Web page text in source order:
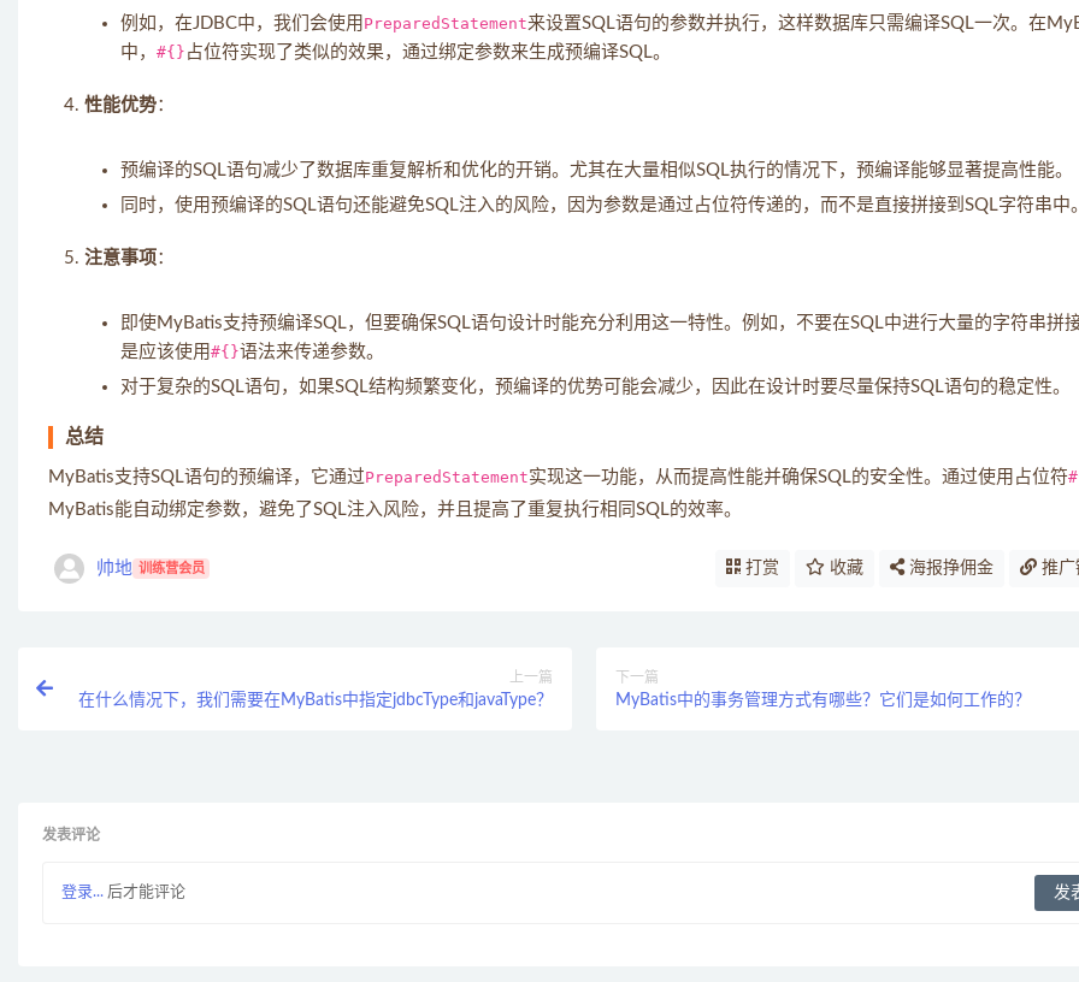
例如，在JDBC中，我们会使用 PreparedStatement来设置SQL语句的参数并执行，这样数据库只需编译SQL一次。在
中， #{} 占位符实现了类似的效果，通过绑定参数来生成预编译SQL。
性能优势：
预编译的SQL语句减少了数据库重复解析和优化的开销。尤其在大量相似SQL执行的情况下，预编译能够显著提高性能。
同时，使用预编译的SQL语句还能避免SQL注入的风险，因为参数是通过占位符传递的，而不是直接拼接到SQL字符串中。
注意事项 ：
即使MyBatis支持预编译SQL，但要确保SQL语句设计时能充分利用这一特性。例如，不要在SQL中进行大量的字符串拼
是应该使用#{}语法来传递参数。
对于复杂的SQL语句，如果SQL结构频繁变化，预编译的优势可能会减少，因此在设计时要尽量保持SQL语句的稳定性。
总结
MyBatis支持SQL语句的预编译，它通过PreparedStatement实现这一功能，从而提高性能并确保SQL的安全性。通过使用占位符
MyBatis能自动绑定参数，避免了SQL注入风险，并且提高了重复执行相同SQL的效率。
帅地 训练营会员 打赏 收藏 海报挣佣金 推广
上一篇
在什么情况下，我们需要在MyBatis中指定jdbcType和javaType？
下一篇
MyBatis中的事务管理方式有哪些？它们是如何工作的？
发表评论
登录... 后才能评论